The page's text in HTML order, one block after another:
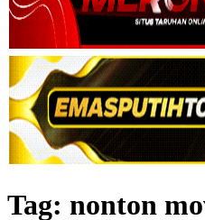
Tag: nonton